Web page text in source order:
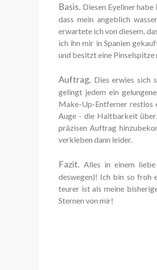
Basis. Diesen Eyeliner
dass mein angeblich
erwartete ich von diesem,
ich ihn mir in Spanien
und besitzt eine Pinselspitze
Auftrag. Dies erwies sich
gelingt jedem ein
Make-Up-Entferner restlos
Auge - die Haltbarkeit
präzisen Auftrag
verkleben dann leider.
Fazit.Alles in einem
deswegen)! Ich bin so froh
teurer ist als meine
Sternen von mir!